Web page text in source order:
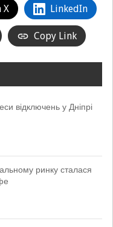
X LinkedIn
Copy Link
відключень у Дніпрі
ринку сталася